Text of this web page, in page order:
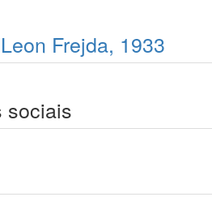
Frejda, 1933
sociais